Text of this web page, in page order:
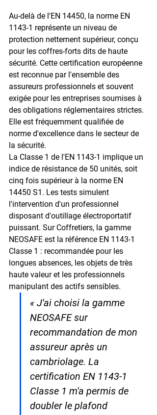
Au-delà de l'EN 14450, la norme EN
1143-1 représente un niveau de
protection nettement supérieur, conçu
pour les coffres-forts dits de haute
sécurité. Cette certification européenne
est reconnue par l'ensemble des
assureurs professionnels et souvent
exigée pour les entreprises soumises à
des obligations réglementaires strictes.
Elle est fréquemment qualifiée de
norme d'excellence dans le secteur de
la sécurité.
La Classe 1 de l'EN 1143-1 implique un
indice de résistance de 50 unités, soit
cinq fois supérieur à la norme EN
14450 S1. Les tests simulent
l'intervention d'un professionnel
disposant d'outillage électroportatif
puissant. Sur Coffretiers, la gamme
NEOSAFE est la référence EN 1143-1
Classe 1 : recommandée pour les
longues absences, les objets de très
haute valeur et les professionnels
manipulant des actifs sensibles.
« J'ai choisi la gamme
NEOSAFE sur
recommandation de mon
assureur après un
cambriolage. La
certification EN 1143-1
Classe 1 m'a permis de
doubler le plafond